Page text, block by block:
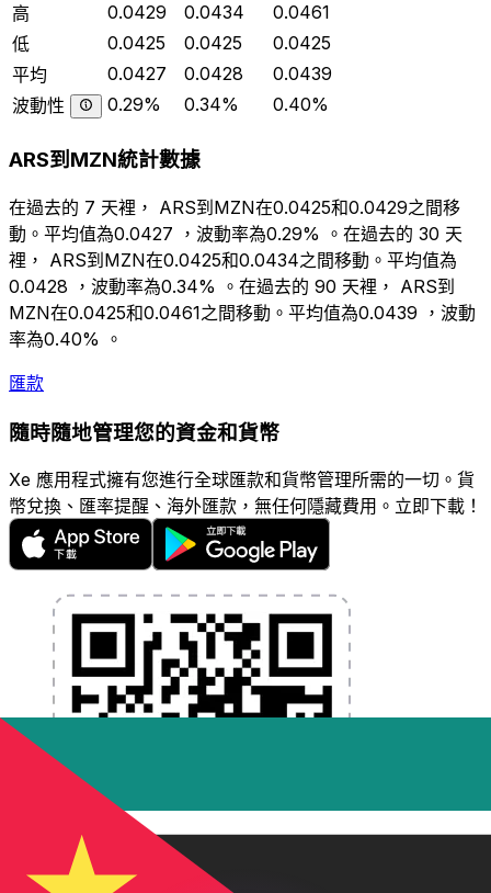
高
0.0429 0.0434
0.0461
低
0.0425 0.0425
0.0425
平均
0.0427 0.0428
0.0439
波動性
0.29% 0.34% 0.40%
ARS到MZN統計數據
在過去的 7 天裡， ARS到MZN在0.0425和0.0429之間移
動。平均值為0.0427 ，波動率為0.29% 。在過去的 30 天
裡， ARS到MZN在0.0425和0.0434之間移動。平均值為
0.0428 ，波動率為0.34% 。在過去的 90 天裡， ARS到
MZN在0.0425和0.0461之間移動。平均值為0.0439 ，波動
率為0.40% 。
匯款
隨時隨地管理您的資金和貨幣
Xe 應用程式擁有您進行全球匯款和貨幣管理所需的一切。貨
幣兌換、匯率提醒、海外匯款，無任何隱藏費用。立即下載！